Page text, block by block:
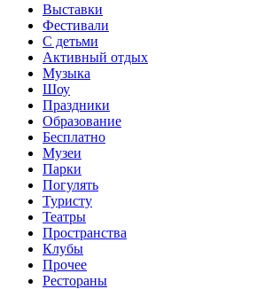
Выставки
Фестивали
С детьми
Активный отдых
Музыка
Шоу
Праздники
Образование
Бесплатно
Музеи
Парки
Погулять
Туристу
Театры
Пространства
Клубы
Прочее
Рестораны